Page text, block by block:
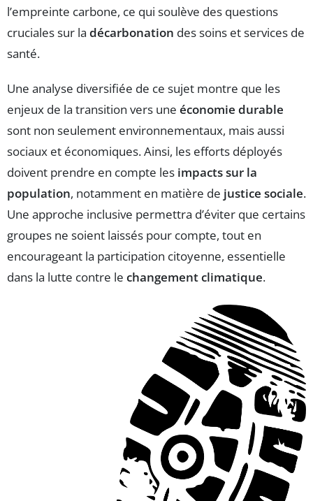
l’empreinte carbone, ce qui soulève des questions
cruciales sur la décarbonation des soins et services de
santé.
Une analyse diversifiée de ce sujet montre que les
enjeux de la transition vers une économie durable
sont non seulement environnementaux, mais aussi
sociaux et économiques. Ainsi, les efforts déployés
doivent prendre en compte les impacts sur la
population, notamment en matière de justice sociale.
Une approche inclusive permettra d’éviter que certains
groupes ne soient laissés pour compte, tout en
encourageant la participation citoyenne, essentielle
dans la lutte contre le changement climatique.